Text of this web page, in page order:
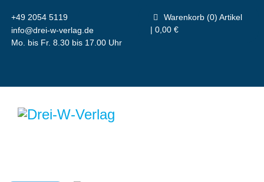
+49 2054 5119
info@drei-w-verlag.de
Mo. bis Fr. 8.30 bis 17.00 Uhr
Warenkorb (0) Artikel
| 0,00 €